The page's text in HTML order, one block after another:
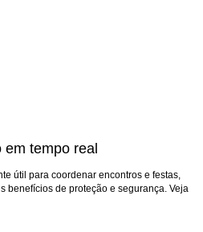
tempo real
útil para coordenar encontros e festas,
benefícios de proteção e segurança. Veja